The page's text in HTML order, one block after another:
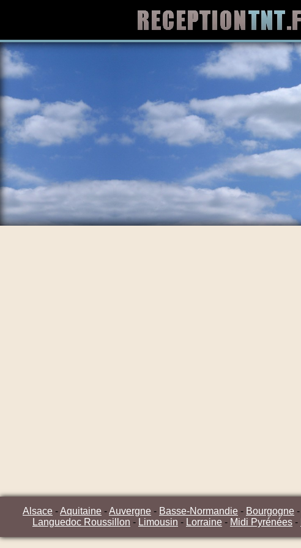
Alsace -Aquitaine -Auvergne - Basse-Normandie - Bourgogne -
Languedoc Roussillon - Limousin - Lorraine - Midi Pyrénées -